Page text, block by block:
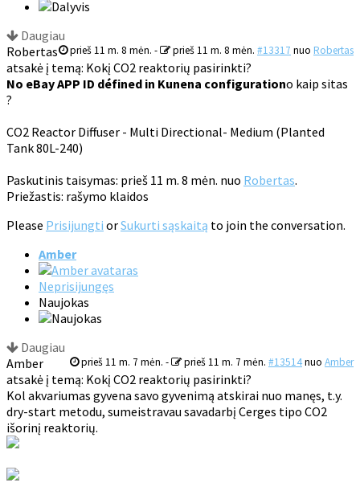
Daugiau
prieš 11 m. 8 mėn. - prieš 11 m. 8 mėn. #13317 nuo Robertas
Robertas
atsakė į temą: Kokį CO2 reaktorių pasirinkti?
No eBay APP ID défined in Kunena configurationo kaip sitas
?
CO2 Reactor Diffuser - Multi Directional- Medium (Planted
Tank 80L-240)
Paskutinis taisymas: prieš 11 m. 8 mėn. nuo Robertas.
Priežastis: rašymo klaidos
Please Prisijungti orSukurti sąskaitą to join the conversation.
Amber
Neprisijungęs
Naujokas
Daugiau
prieš 11 m. 7 mėn. - prieš 11 m. 7 mėn. #13514nuo Amber
Amber
atsakė į temą: Kokį CO2 reaktorių pasirinkti?
Kol akvariumas gyvena savo gyvenimą atskirai nuo manęs, t.y.
dry-start metodu, sumeistravau savadarbį Cerges tipo CO2
išorinį reaktorių.